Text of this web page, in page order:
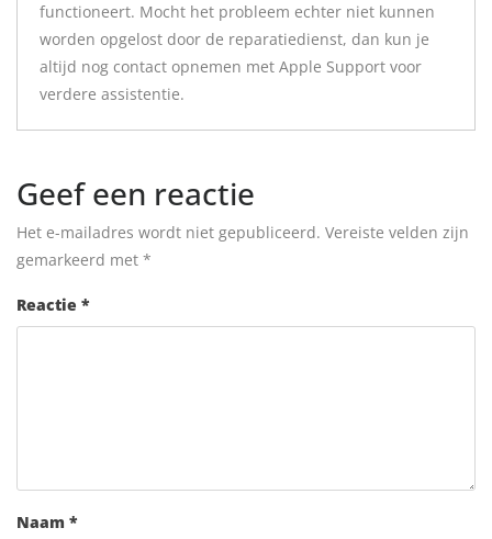
functioneert. Mocht het probleem echter niet kunnen
worden opgelost door de reparatiedienst, dan kun je
altijd nog contact opnemen met Apple Support voor
verdere assistentie.
Geef een reactie
Het e-mailadres wordt niet gepubliceerd. Vereiste velden zijn
gemarkeerd met *
Reactie *
Naam *